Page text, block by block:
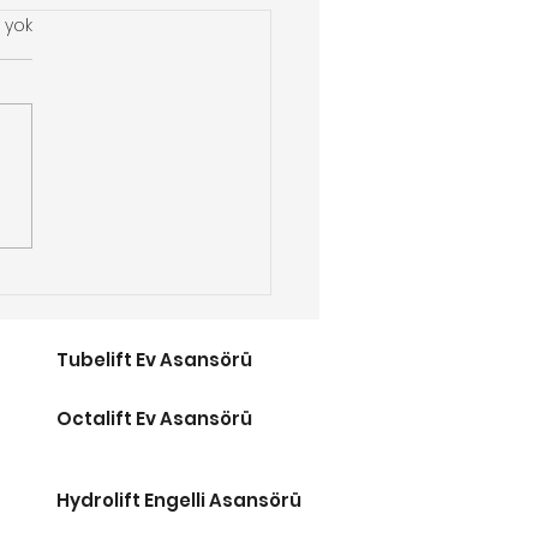
Merdiven Asansör
Tubelift Ev Asansörü
Octalift Ev Asansörü
Hydrolift Engelli Asansörü